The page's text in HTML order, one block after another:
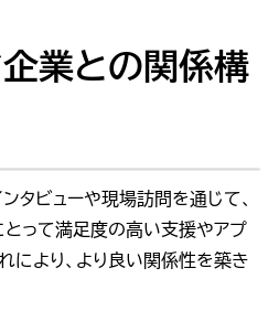
業との関係構
タビューや現場訪問を通じて、
とって満足度の高い支援やアプ
により、より良い関係性を築き